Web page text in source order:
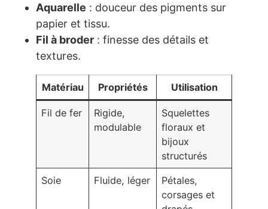
Aquarelle : douceur des pigments sur
papier et tissu.
Fil à broder : finesse des détails et
textures.
Matériau Propriétés Utilisation
Fil de fer
Rigide,
modulable
Squelettes
floraux et
bijoux
structurés
Soie Fluide, léger
Pétales,
corsages et